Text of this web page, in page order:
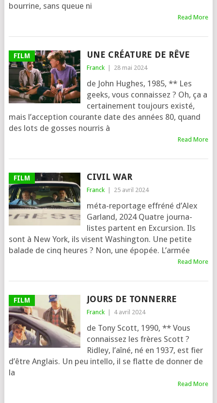
bour­rine, sans queue ni
Read More
FILM UNE CRÉATURE DE RÊVE
Franck 28 mai 2024
de John Hughes, 1985, ** Les
geeks, vous connais­sez ? Oh, ça a
cer­tai­ne­ment tou­jours exis­té,
mais l’ac­cep­tion cou­rante date des années 80, quand
des lots de gosses nour­ris à
Read More
FILM CIVIL WAR
Franck 25 avril 2024
méta-repor­tage effré­né d’Alex
Garland, 2024 Quatre jour­na­
listes partent en Excursion. Ils
sont à New York, ils visent Washington. Une petite
balade de cinq heures ? Non, une épo­pée. L’armée
Read More
FILM JOURS DE TONNERRE
Franck 4 avril 2024
de Tony Scott, 1990, ** Vous
connais­sez les frères Scott ?
Ridley, l’aî­né, né en 1937, est fier
d’être Anglais. Un peu intel­lo, il se flatte de don­ner de
la
Read More